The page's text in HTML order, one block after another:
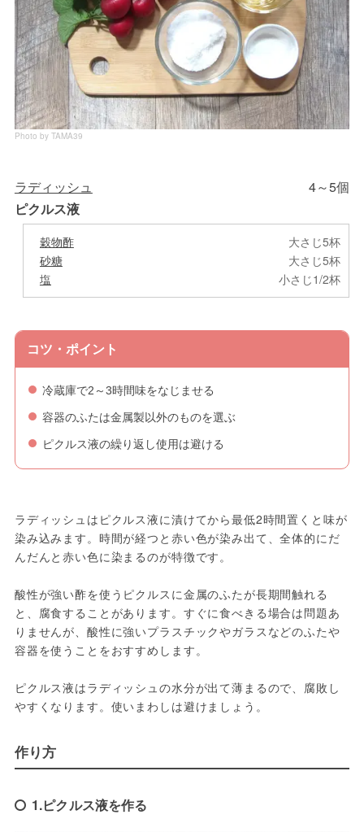
Photo by TAMA39
ラディッシュ
4～5個
ピクルス液
穀物酢
大さじ5杯
砂糖
大さじ5杯
塩
小さじ1/2杯
コツ・ポイント
冷蔵庫で2～3時間味をなじませる
容器のふたは金属製以外のものを選ぶ
ピクルス液の繰り返し使用は避ける
ラディッシュはピクルス液に漬けてから最低2時間置くと味が
染み込みます。時間が経つと赤い色が染み出て、全体的にだ
んだんと赤い色に染まるのが特徴です。
酸性が強い酢を使うピクルスに金属のふたが長期間触れる
と、腐食することがあります。すぐに食べきる場合は問題あ
りませんが、酸性に強いプラスチックやガラスなどのふたや
容器を使うことをおすすめします。
ピクルス液はラディッシュの水分が出て薄まるので、腐敗し
やすくなります。使いまわしは避けましょう。
作り方
1.ピクルス液を作る